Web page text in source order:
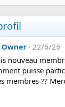
Owner J
a
p
i
22/6/26
nouveau
puisse
membres ??